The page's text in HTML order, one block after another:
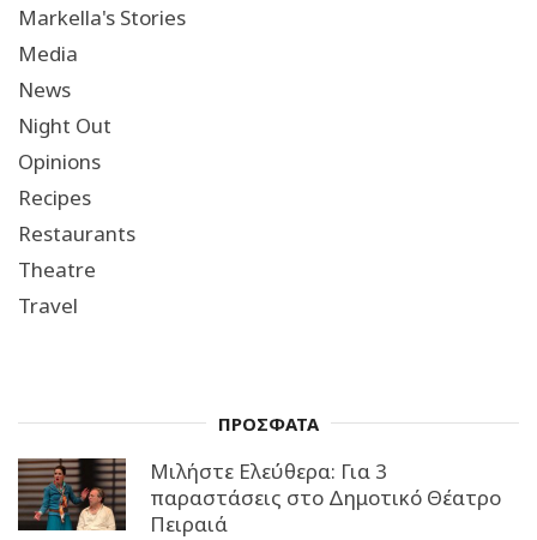
Markella's Stories
Media
News
Night Out
Opinions
Recipes
Restaurants
Theatre
Travel
ΠΡΟΣΦΑΤΑ
Μιλήστε Ελεύθερα: Για 3
παραστάσεις στο Δημοτικό Θέατρο
Πειραιά